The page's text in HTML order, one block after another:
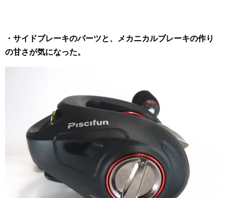
・サイドブレーキのパーツと、メカニカルブレーキの作り
の甘さが気になった。